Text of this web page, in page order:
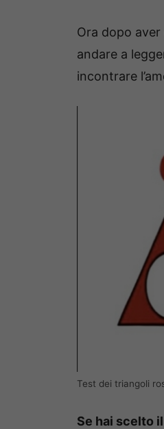
Ora dopo
andare a
incontrare
Test dei triangoli
Se hai scelto